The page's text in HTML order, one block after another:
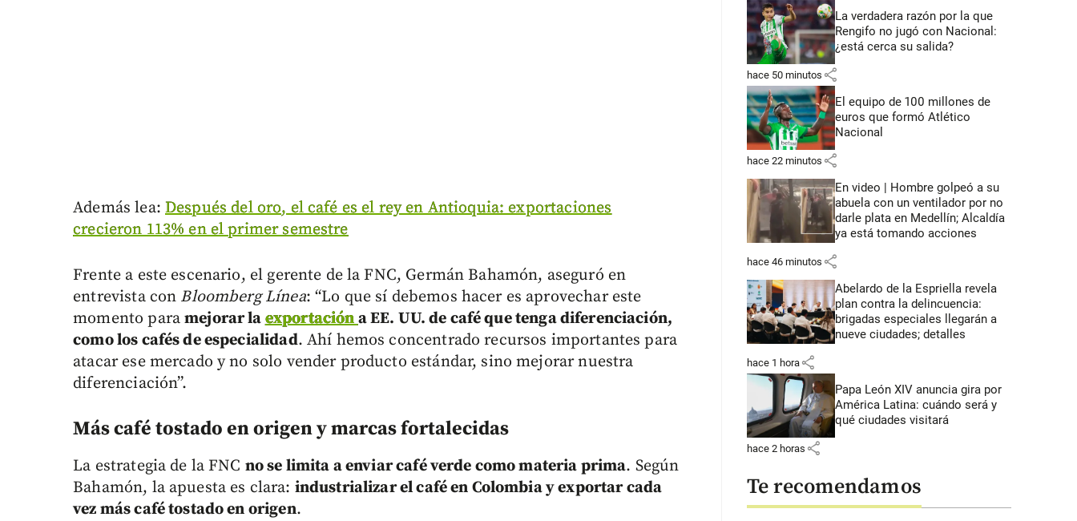
Además lea: Después del oro, el café es el rey en Antioquia: exportaciones
crecieron 113% en el primer semestre
Frente a este escenario, el gerente de la FNC, Germán Bahamón, aseguró en
entrevista con Bloomberg Línea: “Lo que sí debemos hacer es aprovechar este
momento paramejorar laexportacióna EE. UU. de café que tenga diferenciación,
como los cafés de especialidad. Ahí hemos concentrado recursos importantes para
atacar ese mercado y no solo vender producto estándar, sino mejorar nuestra
diferenciación”.
Más café tostado en origen y marcas fortalecidas
La estrategia de la FNC no se limita a enviar café verde como materia prima. Según
Bahamón, la apuesta es clara: industrializar el café en Colombia y exportar cada
vez más café tostado en origen.
La verdadera razón por la que
Rengifo no jugó con Nacional:
¿está cerca su salida?
hace 50 minutos share
El equipo de 100 millones de
euros que formó Atlético
Nacional
hace 22 minutos share
En video | Hombre golpeó a su
abuela con un ventilador por no
darle plata en Medellín; Alcaldía
ya está tomando acciones
hace 46 minutos share
Abelardo de la Espriella revela
plan contra la delincuencia:
brigadas especiales llegarán a
nueve ciudades; detalles
hace 1 hora share
Papa León XIV anuncia gira por
América Latina: cuándo será y
qué ciudades visitará
hace 2 horas share
Te recomendamos